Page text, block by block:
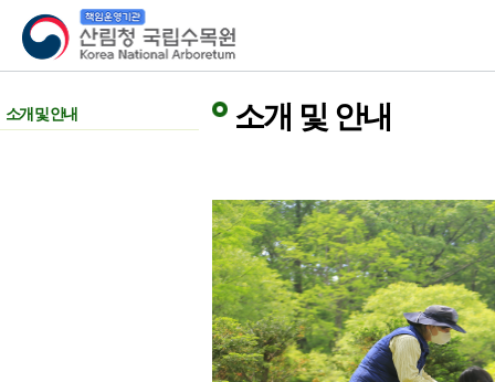
산림청 국립수목원
소개 및 안내 소개 및 안내